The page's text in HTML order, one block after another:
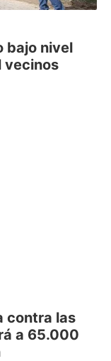
bajo nivel
vecinos
contra las
a 65.000